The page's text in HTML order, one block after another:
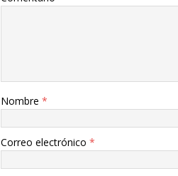
Nombre*
Correo electrónico*